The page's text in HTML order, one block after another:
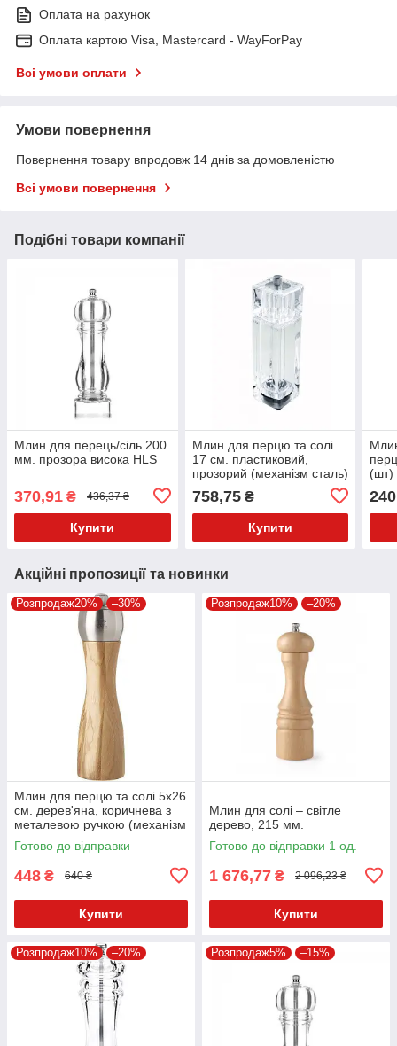
Оплата на рахунок
Оплата картою Visa, Mastercard - WayForPay
Всі умови оплати
Умови повернення
Повернення товару впродовж 14 днів за домовленістю
Всі умови повернення
Подібні товари компанії
Млин для перець/сіль 200
мм. прозора висока HLS
370,91 ₴ 436,37 ₴
Купити
Млин для перцю та солі
17 см. пластиковий,
прозорий (механізм сталь)
758,75₴
Купити
(шт)
240
Акційні пропозиції та новинки
Розпродаж20% –30%
Млин для перцю та солі 5х26
см. дерев'яна, коричнева з
металевою ручкою (механізм
кераміка)
Готово до відправки
448 ₴ 640 ₴
Купити
Розпродаж10% –20%
Млин для солі – світле
дерево, 215 мм.
Готово до відправки 1 од.
1 676,77 ₴ 2 096,23 ₴
Купити
Розпродаж10% –20% Розпродаж5% –15%